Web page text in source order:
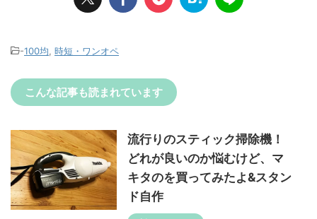
-100均, 時短・ワンオペ
こんな記事も読まれています
流行りのスティック掃除機！
どれが良いのか悩むけど、マ
キタのを買ってみたよ&スタン
ド自作